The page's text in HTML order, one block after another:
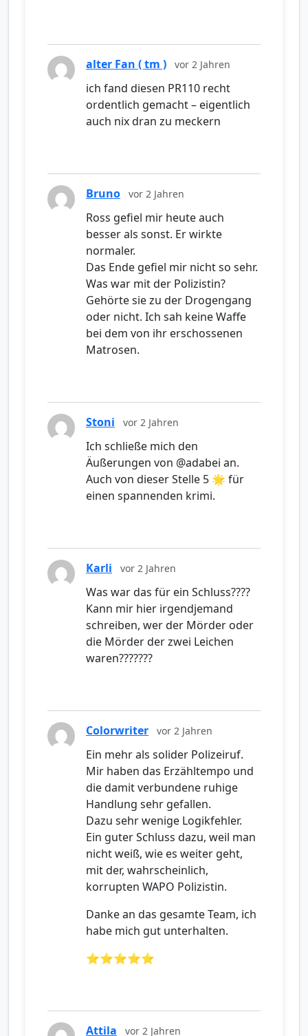
alter Fan ( tm ) vor 2 Jahren
ich fand diesen PR110 recht
ordentlich gemacht – eigentlich
auch nix dran zu meckern
Bruno vor 2 Jahren
Ross gefiel mir heute auch
besser als sonst. Er wirkte
normaler.
Das Ende gefiel mir nicht so sehr.
Was war mit der Polizistin?
Gehörte sie zu der Drogengang
oder nicht. Ich sah keine Waffe
bei dem von ihr erschossenen
Matrosen.
Stoni vor 2 Jahren
Ich schließe mich den
Äußerungen von @adabei an.
Auch von dieser Stelle 5 🌟 für
einen spannenden krimi.
Karli vor 2 Jahren
Was war das für ein Schluss????
Kann mir hier irgendjemand
schreiben, wer der Mörder oder
die Mörder der zwei Leichen
waren???????
Colorwriter vor 2 Jahren
Ein mehr als solider Polizeiruf.
Mir haben das Erzähltempo und
die damit verbundene ruhige
Handlung sehr gefallen.
Dazu sehr wenige Logikfehler.
Ein guter Schluss dazu, weil man
nicht weiß, wie es weiter geht,
mit der, wahrscheinlich,
korrupten WAPO Polizistin.
Danke an das gesamte Team, ich
habe mich gut unterhalten.
⭐️⭐️⭐️⭐️⭐️
Attila vor 2 Jahren